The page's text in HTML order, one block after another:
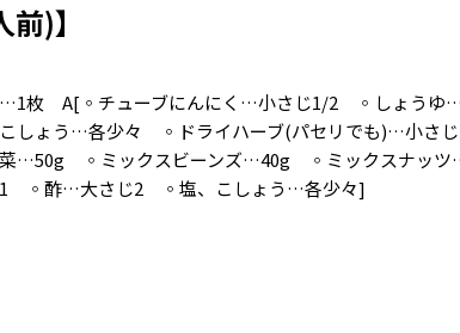
前)】
…1枚 A[◦チューブにんにく…小さじ1/2 ◦しょう
しょう…各少々 ◦ドライハーブ(パセリでも)…小
菜…50g ◦ミックスビーンズ…40g ◦ミックスナ
1 ◦酢…大さじ2 ◦塩、こしょう…各少々]